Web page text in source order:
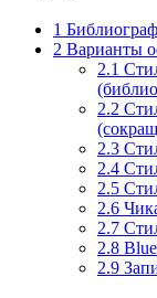
1
2 Варианты
2.1
2.2
2.3
2.4
2.5
2.6
2.7
2.8
2.9